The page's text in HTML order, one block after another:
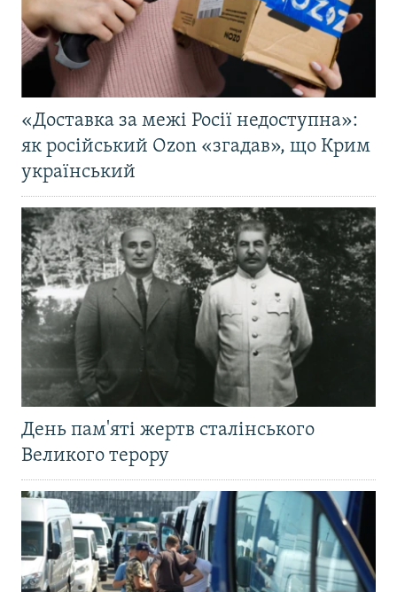
«Доставка за межі Росії недоступна»:
як російський Ozon «згадав», що Крим
український
День пам'яті жертв сталінського
Великого терору